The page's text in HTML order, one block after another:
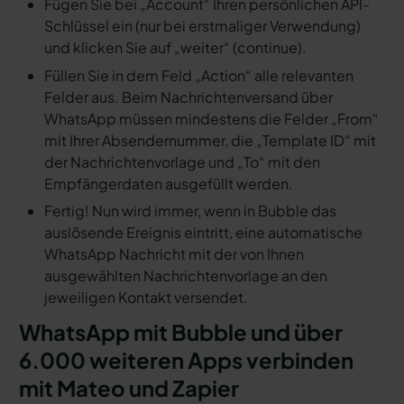
Fügen Sie bei „Account“ Ihren persönlichen API-
Schlüssel ein (nur bei erstmaliger Verwendung)
und klicken Sie auf „weiter“ (continue).
Füllen Sie in dem Feld „Action“ alle relevanten
Felder aus. Beim Nachrichtenversand über
WhatsApp müssen mindestens die Felder „From“
mit Ihrer Absendernummer, die „Template ID“ mit
der Nachrichtenvorlage und „To“ mit den
Empfängerdaten ausgefüllt werden.
Fertig! Nun wird immer, wenn in Bubble das
auslösende Ereignis eintritt, eine automatische
WhatsApp Nachricht mit der von Ihnen
ausgewählten Nachrichtenvorlage an den
jeweiligen Kontakt versendet.
WhatsApp mit Bubble und über
6.000 weiteren Apps verbinden
mit Mateo und Zapier